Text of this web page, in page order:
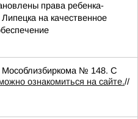
права ребенка-
на качественное
Мособлизбиркома № 148. С
ознакомиться на сайте.//